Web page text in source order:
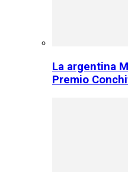
La argentina
Premio